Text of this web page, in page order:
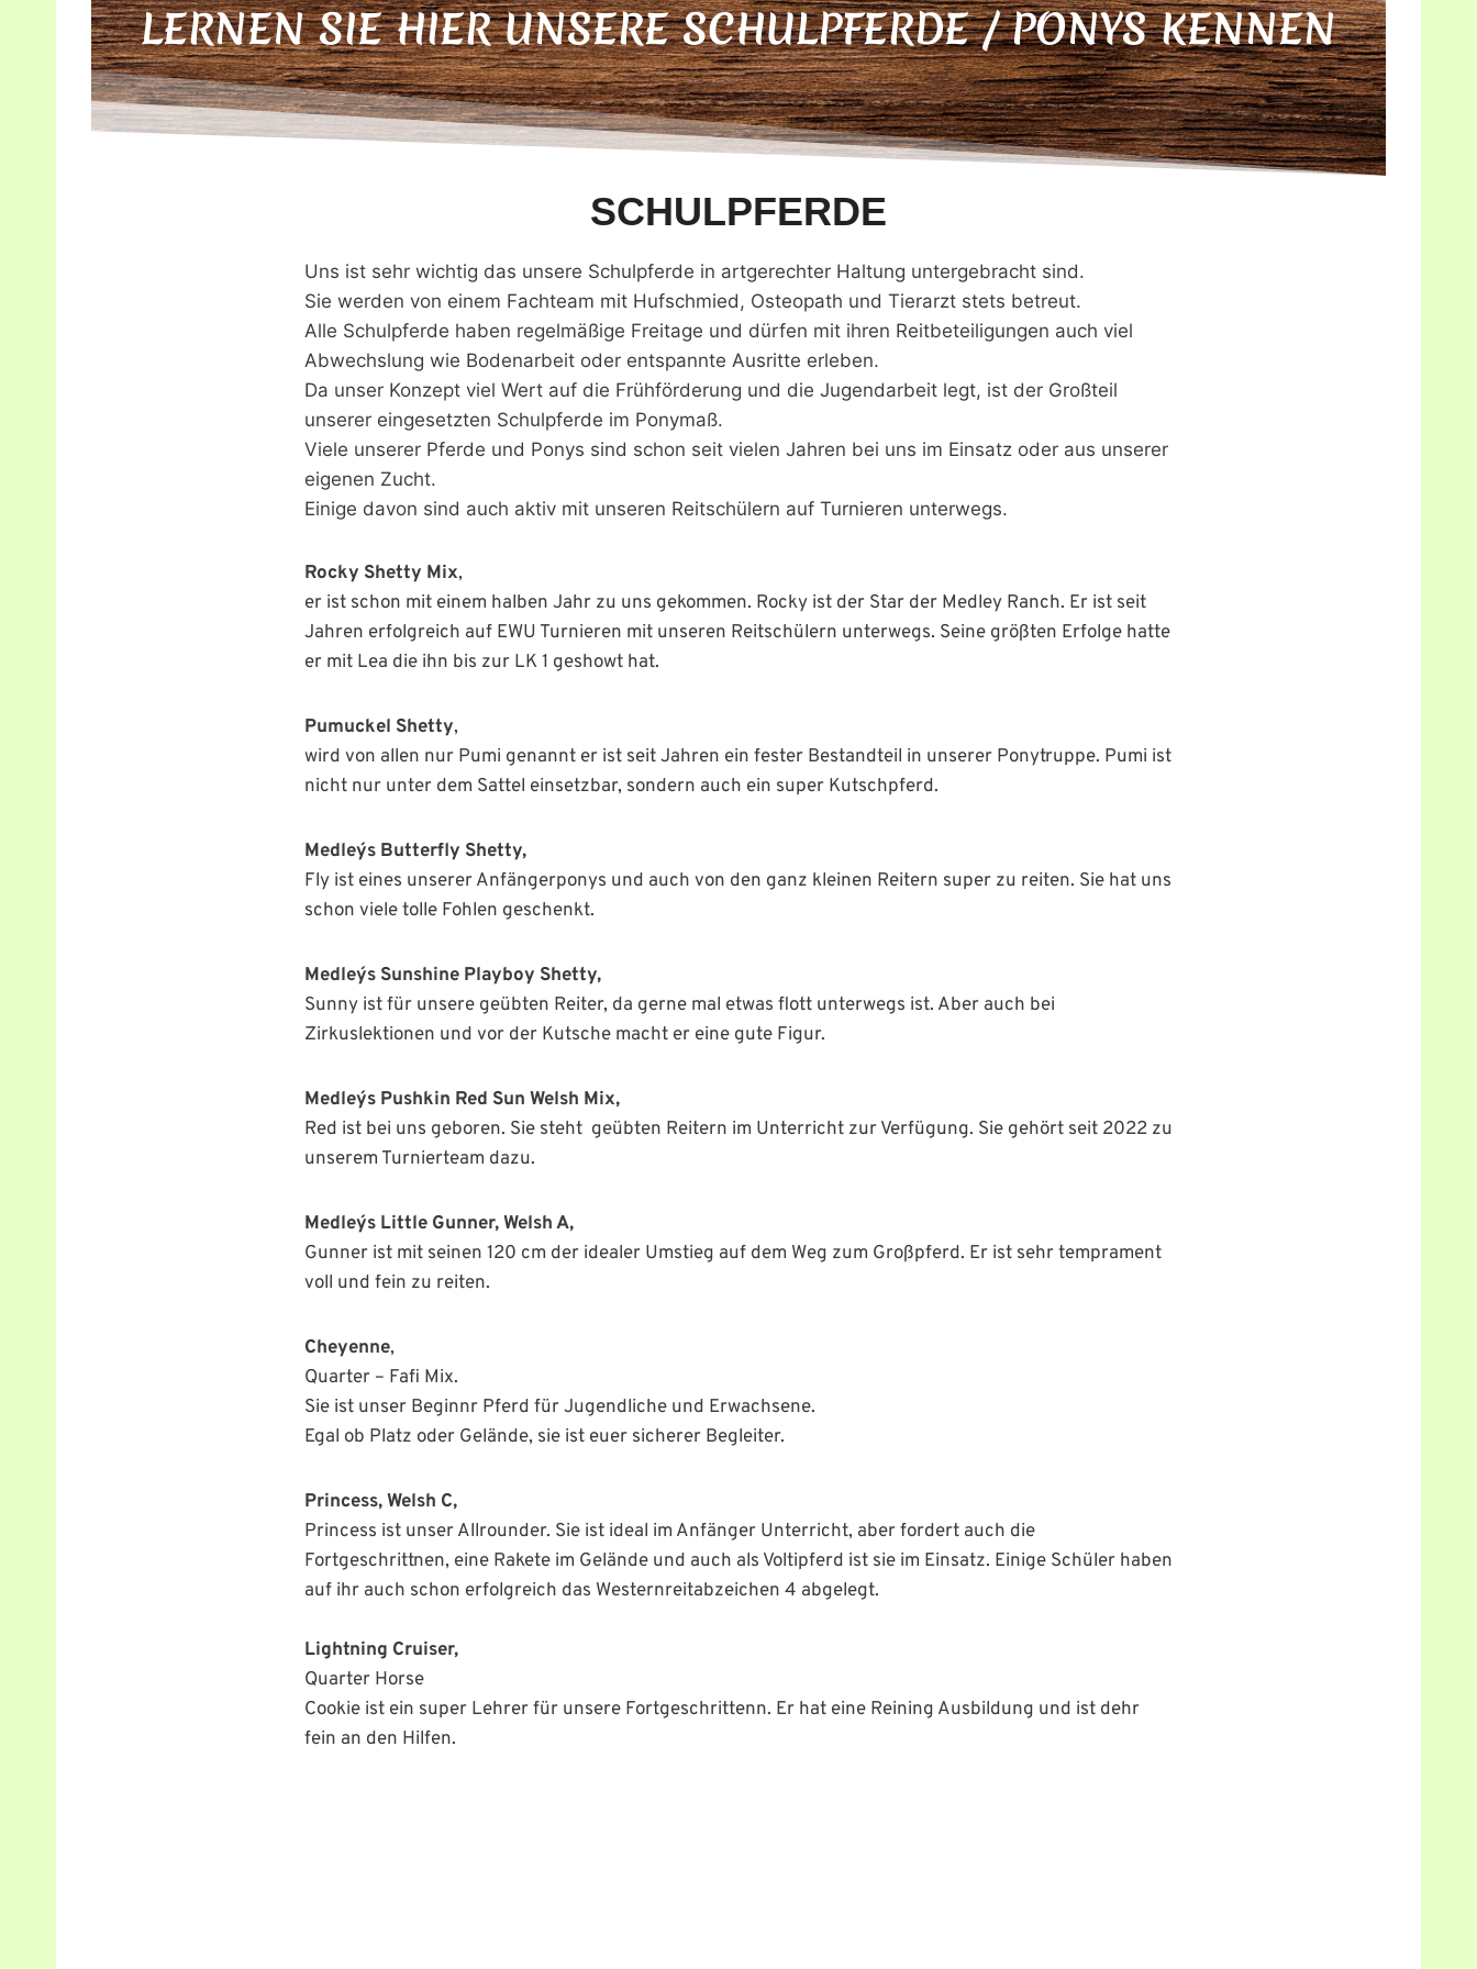
LERNEN SIE HIER UNSERE SCHULPFERDE / PONYS KENNEN
SCHULPFERDE
Uns ist sehr wichtig das unsere Schulpferde in artgerechter Haltung untergebracht sind.
Sie werden von einem Fachteam mit Hufschmied, Osteopath und Tierarzt stets betreut.
Alle Schulpferde haben regelmäßige Freitage und dürfen mit ihren Reitbeteiligungen auch viel
Abwechslung wie Bodenarbeit oder entspannte Ausritte erleben.
Da unser Konzept viel Wert auf die Frühförderung und die Jugendarbeit legt, ist der Großteil
unserer eingesetzten Schulpferde im Ponymaß.
Viele unserer Pferde und Ponys sind schon seit vielen Jahren bei uns im Einsatz oder aus unserer
eigenen Zucht.
Einige davon sind auch aktiv mit unseren Reitschülern auf Turnieren unterwegs.
Rocky Shetty Mix,
er ist schon mit einem halben Jahr zu uns gekommen. Rocky ist der Star der Medley Ranch. Er ist seit
Jahren erfolgreich auf EWU Turnieren mit unseren Reitschülern unterwegs. Seine größten Erfolge hatte
er mit Lea die ihn bis zur LK 1 geshowt hat.
Pumuckel Shetty,
wird von allen nur Pumi genannt er ist seit Jahren ein fester Bestandteil in unserer Ponytruppe. Pumi ist
nicht nur unter dem Sattel einsetzbar, sondern auch ein super Kutschpferd.
Medley´s Butterfly Shetty,
Fly ist eines unserer Anfängerponys und auch von den ganz kleinen Reitern super zu reiten. Sie hat uns
schon viele tolle Fohlen geschenkt.
Medley´s Sunshine Playboy Shetty,
Sunny ist für unsere geübten Reiter, da gerne mal etwas flott unterwegs ist. Aber auch bei
Zirkuslektionen und vor der Kutsche macht er eine gute Figur.
Medley´s Pushkin Red Sun Welsh Mix,
Red ist bei uns geboren. Sie steht geübten Reitern im Unterricht zur Verfügung. Sie gehört seit 2022 zu
unserem Turnierteam dazu.
Medley´s Little Gunner, Welsh A,
Gunner ist mit seinen 120 cm der idealer Umstieg auf dem Weg zum Großpferd. Er ist sehr temprament
voll und fein zu reiten.
Cheyenne,
Quarter – Fafi Mix.
Sie ist unser Beginnr Pferd für Jugendliche und Erwachsene.
Egal ob Platz oder Gelände, sie ist euer sicherer Begleiter.
Princess, Welsh C,
Princess ist unser Allrounder. Sie ist ideal im Anfänger Unterricht, aber fordert auch die
Fortgeschrittnen, eine Rakete im Gelände und auch als Voltipferd ist sie im Einsatz. Einige Schüler haben
auf ihr auch schon erfolgreich das Westernreitabzeichen 4 abgelegt.
Lightning Cruiser,
Quarter Horse
Cookie ist ein super Lehrer für unsere Fortgeschrittenn. Er hat eine Reining Ausbildung und ist dehr
fein an den Hilfen.